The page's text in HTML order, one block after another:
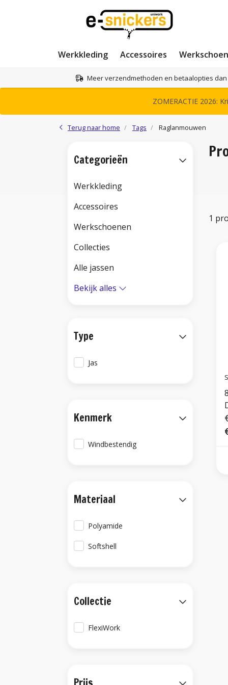
Werkkleding Accessoires
Meer verzendmethoden en betaalopties
ZOMERACTIE 2026:
Terug naar home Tags Raglanmouwen
1
Categorieën
Werkkleding
Accessoires
Werkschoenen
Collecties
Alle jassen
Bekijk alles
Type
Jas
Kenmerk
Windbestendig
Materiaal
Polyamide
Softshell
Collectie
FlexiWork